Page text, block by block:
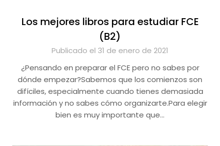
Los mejores libros para estudiar FCE
(B2)
Publicado el 31 de enero de 2021
¿Pensando en preparar el FCE pero no sabes por
dónde empezar?Sabemos que los comienzos son
difíciles, especialmente cuando tienes demasiada
información y no sabes cómo organizarte.Para elegir
bien es muy importante que…